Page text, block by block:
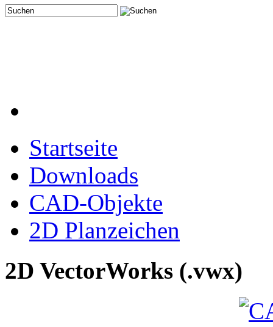
Startseite
Downloads
CAD-Objekte
2D Planzeichen
2D VectorWorks (.vwx)